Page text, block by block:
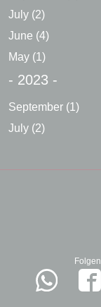
July (2)
June (4)
May (1)
- 2023 -
September (1)
July (2)